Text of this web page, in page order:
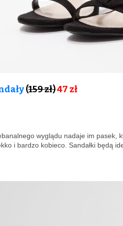
(159 zł)47 zł
wyglądu nadaje im pasek,
i bardzo kobieco. Sandałki będą